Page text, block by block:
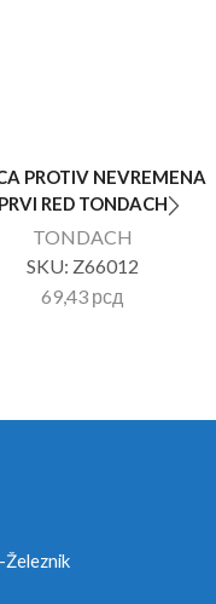
PROTIV NEVREMENA
PRVI RED TONDACH
TONDACH
SKU: Z66012
69,43 рсд